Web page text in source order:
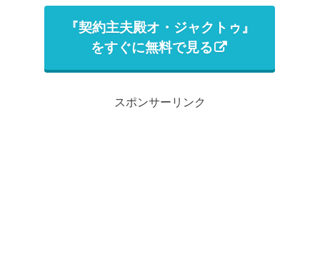
『契約主夫殿オ・ジャクトゥ』
をすぐに無料で見る
スポンサーリンク